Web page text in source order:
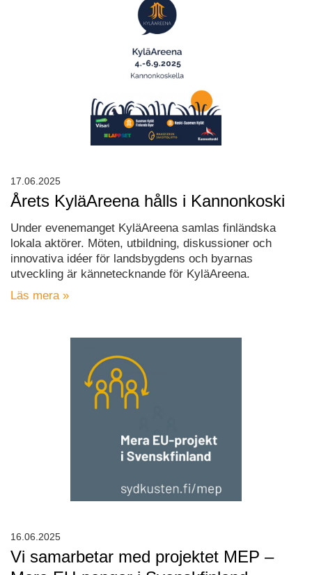
Årets KyläAreena hålls i Kannonkoski
Under evenemanget KyläAreena samlas finländska
lokala aktörer. Möten, utbildning, diskussioner och
innovativa idéer för landsbygdens och byarnas
utveckling är kännetecknande för KyläAreena.
Läs mera »
17.06.2025
Vi samarbetar med projektet MEP –
16.06.2025